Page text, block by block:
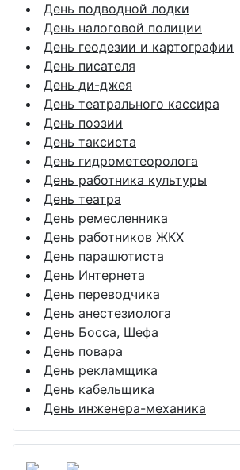
День подводной лодки
День налоговой полиции
День геодезии и картографии
День писателя
День ди-джея
День театрального кассира
День поэзии
День таксиста
День гидрометеоролога
День работника культуры
День театра
День ремесленника
День работников ЖКХ
День парашютиста
День Интернета
День переводчика
День анестезиолога
День Босса, Шефа
День повара
День рекламщика
День кабельщика
День инженера-механика